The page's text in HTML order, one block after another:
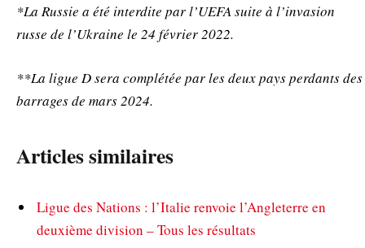
*La Russie a été interdite par l’UEFA suite à l’invasion
russe de l’Ukraine le 24 février 2022.
**La ligue D sera complétée par les deux pays perdants des
barrages de mars 2024.
Articles similaires
Ligue des Nations : l’Italie renvoie l’Angleterre en
deuxième division – Tous les résultats